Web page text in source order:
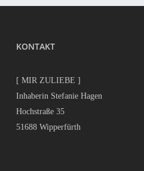
KONTAKT
[ MIR ZULIEBE ]
Inhaberin Stefanie Hagen
Hochstraße 35
51688 Wipperfürth